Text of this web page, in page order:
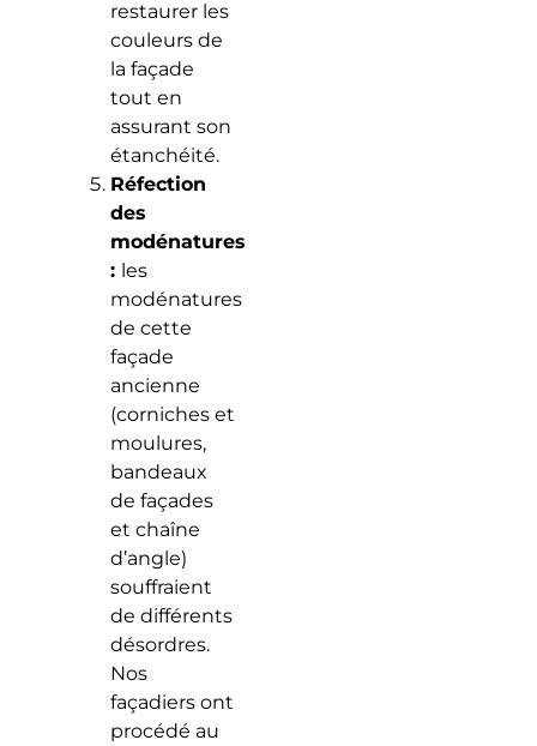
restaurer les
couleurs de
la façade
tout en
assurant son
étanchéité.
Réfection
des
modénatures
: les
modénatures
de cette
façade
ancienne
(corniches et
moulures,
bandeaux
de façades
et chaîne
d’angle)
souffraient
de différents
désordres.
Nos
façadiers ont
procédé au